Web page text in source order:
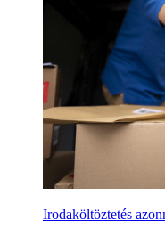
Irodaköltöztetés